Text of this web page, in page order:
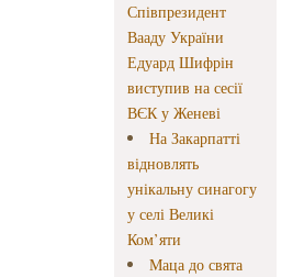
Співпрезидент
Вааду України
Едуард Шифрін
виступив на сесії
ВЄК у Женеві
На Закарпатті
відновлять
унікальну синагогу
у селі Великі
Ком’яти
Маца до свята